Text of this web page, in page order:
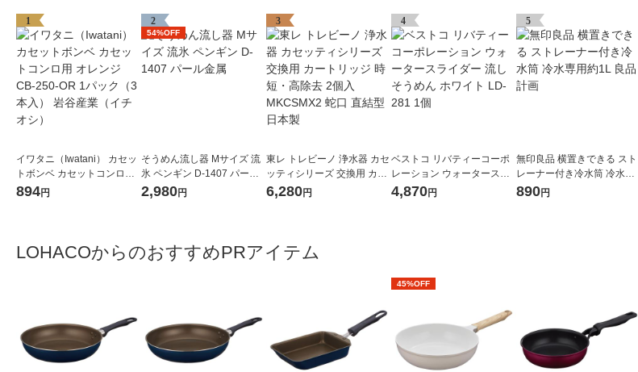
1
イワタニ（Iwatani） カセッ
トボンベ カセットコンロ用
オレンジ CB-250-OR 1パッ
894円
2
54%OFF
そうめん流し器 Mサイズ 流
氷 ペンギン D-1407 パール
金属
2,980円
3
東レ トレビーノ 浄水器 カセ
ッティシリーズ 交換用 カー
トリッジ 時短・高除去 2個
6,280円
4
ベストコ リバティーコーポ
レーション ウォータースラ
イダー 流しそうめん ホワイ
4,870円
5
無印良品 横置きできる スト
レーナー付き冷水筒 冷水専
用約1L 良品計画
890円
LOHACOからのおすすめPRアイテム
45%OFF